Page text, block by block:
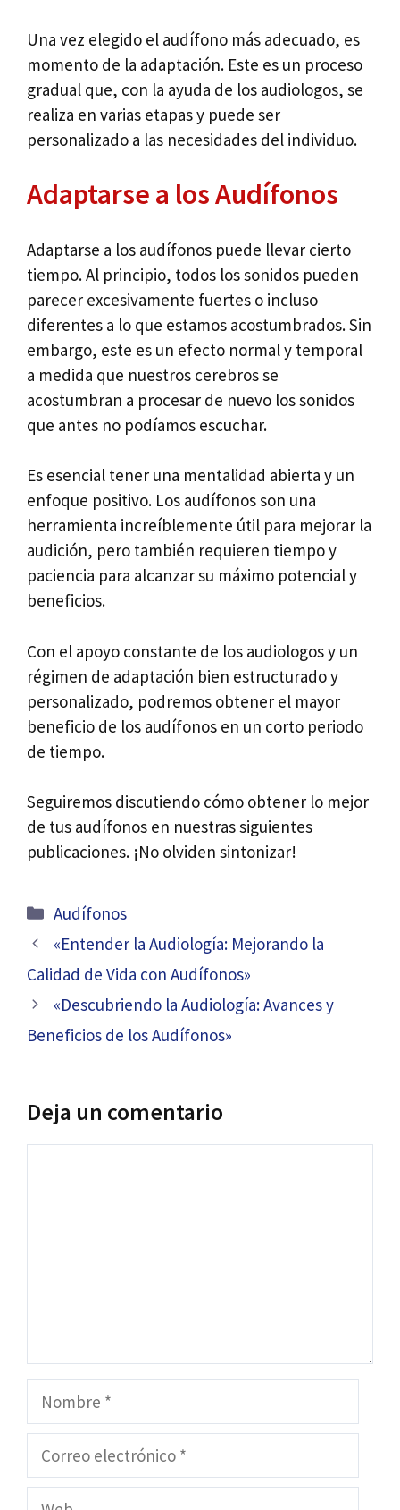
Una vez elegido el audífono más adecuado, es
momento de la adaptación. Este es un proceso
gradual que, con la ayuda de los audiologos, se
realiza en varias etapas y puede ser
personalizado a las necesidades del individuo.
Adaptarse a los Audífonos
Adaptarse a los audífonos puede llevar cierto
tiempo. Al principio, todos los sonidos pueden
parecer excesivamente fuertes o incluso
diferentes a lo que estamos acostumbrados. Sin
embargo, este es un efecto normal y temporal
a medida que nuestros cerebros se
acostumbran a procesar de nuevo los sonidos
que antes no podíamos escuchar.
Es esencial tener una mentalidad abierta y un
enfoque positivo. Los audífonos son una
herramienta increíblemente útil para mejorar la
audición, pero también requieren tiempo y
paciencia para alcanzar su máximo potencial y
beneficios.
Con el apoyo constante de los audiologos y un
régimen de adaptación bien estructurado y
personalizado, podremos obtener el mayor
beneficio de los audífonos en un corto periodo
de tiempo.
Seguiremos discutiendo cómo obtener lo mejor
de tus audífonos en nuestras siguientes
publicaciones. ¡No olviden sintonizar!
Categorías
Audífonos
Navegación
de
«Entender la Audiología: Mejorando la
Calidad de Vida con Audífonos»
«Descubriendo la Audiología: Avances y
Beneficios de los Audífonos»
Deja un comentario
Nombre
Correo
Web